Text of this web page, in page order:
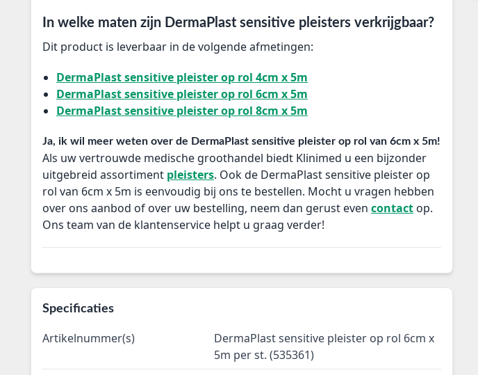
In welke maten zijn DermaPlast sensitive pleisters verkrijgbaar?
Dit product is leverbaar in de volgende afmetingen:
DermaPlast sensitive pleister op rol 4cm x 5m
DermaPlast sensitive pleister op rol 6cm x 5m
DermaPlast sensitive pleister op rol 8cm x 5m
Ja, ik wil meer weten over de DermaPlast sensitive pleister op rol van 6cm x 5m!
Als uw vertrouwde medische groothandel biedt Klinimed u een bijzonder
uitgebreid assortiment pleisters. Ook de DermaPlast sensitive pleister op
rol van 6cm x 5m is eenvoudig bij ons te bestellen. Mocht u vragen hebben
over ons aanbod of over uw bestelling, neem dan gerust even contact op.
Ons team van de klantenservice helpt u graag verder!
Specificaties
Artikelnummer(s)
DermaPlast sensitive pleister op rol 6cm x
5m per st. (535361)